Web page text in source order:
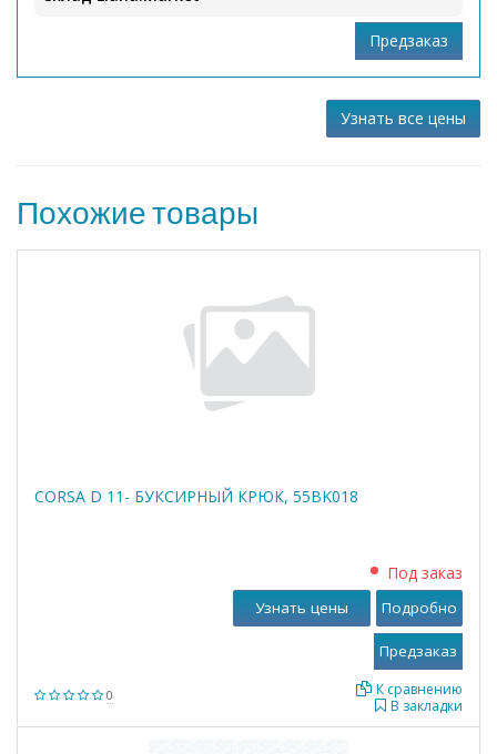
Узнать все цены
Похожие товары
CORSA D 11- БУКСИРНЫЙ КРЮК, 55BK018
0
Под заказ
В закладки
К сравнению
Узнать цены Подробно